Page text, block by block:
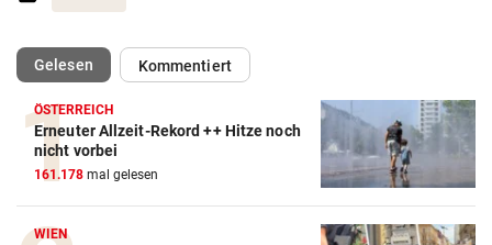
Gelesen(ausgewählt)Kommentiert
ÖSTERREICH
Erneuter Allzeit-Rekord ++ Hitze noch
nicht vorbei
161.178 mal gelesen
WIEN